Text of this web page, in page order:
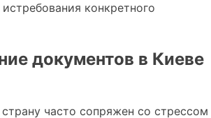
конкретного
документов в Киеве
часто сопряжен со стрессом